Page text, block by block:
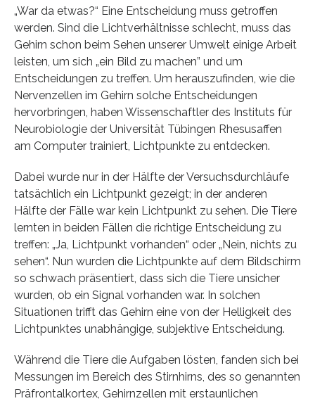
„War da etwas?“ Eine Entscheidung muss getroffen
werden. Sind die Lichtverhältnisse schlecht, muss das
Gehirn schon beim Sehen unserer Umwelt einige Arbeit
leisten, um sich „ein Bild zu machen” und um
Entscheidungen zu treffen. Um herauszufinden, wie die
Nervenzellen im Gehirn solche Entscheidungen
hervorbringen, haben Wissenschaftler des Instituts für
Neurobiologie der Universität Tübingen Rhesusaffen
am Computer trainiert, Lichtpunkte zu entdecken.
Dabei wurde nur in der Hälfte der Versuchsdurchläufe
tatsächlich ein Lichtpunkt gezeigt; in der anderen
Hälfte der Fälle war kein Lichtpunkt zu sehen. Die Tiere
lernten in beiden Fällen die richtige Entscheidung zu
treffen: „Ja, Lichtpunkt vorhanden“ oder „Nein, nichts zu
sehen“. Nun wurden die Lichtpunkte auf dem Bildschirm
so schwach präsentiert, dass sich die Tiere unsicher
wurden, ob ein Signal vorhanden war. In solchen
Situationen trifft das Gehirn eine von der Helligkeit des
Lichtpunktes unabhängige, subjektive Entscheidung.
Während die Tiere die Aufgaben lösten, fanden sich bei
Messungen im Bereich des Stirnhirns, des so genannten
Präfrontalkortex, Gehirnzellen mit erstaunlichen